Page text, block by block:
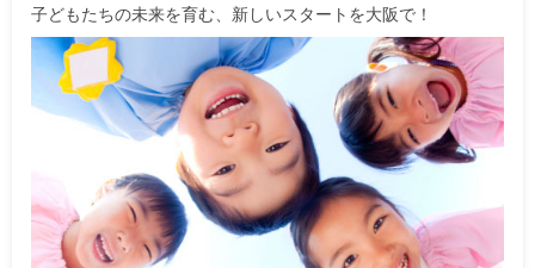
昇給年1回（教室の実績により支給）
賞与年2回（教室の実績により支給）
※ベースアップ・賞与は、配属先教室の売上に応
じて処遇改善手当を基に人事評価分配します。
＜モデル年収例＞
入社1年目／3,120,000円＋賞与0.5カ月程度（前年
実績）
入社3年目／3,200,000円＋賞与1.5カ月程度（前年
子どもたちの未来を育む、新しいスタートを大阪で！